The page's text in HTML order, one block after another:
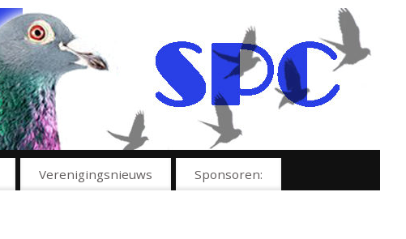
Verenigingsnieuws Sponsoren: